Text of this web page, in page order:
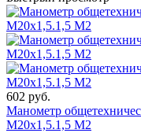
602 руб.
Манометр
М20х1,5.1,5 М2